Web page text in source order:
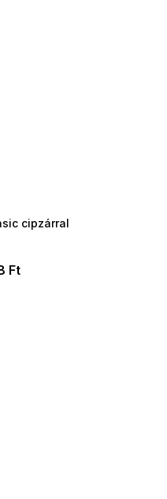
cipzárral
Ft